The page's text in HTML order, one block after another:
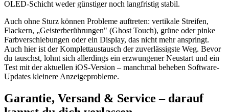
OLED-Schicht weder günstiger noch langfristig stabil.
Auch ohne Sturz können Probleme auftreten: vertikale Streifen,
Flackern, „Geisterberührungen" (Ghost Touch), grüne oder pinke
Farbverschiebungen oder ein Display, das nicht mehr anspringt.
Auch hier ist der Komplettaustausch der zuverlässigste Weg. Bevor
du tauschst, lohnt sich allerdings ein erzwungener Neustart und ein
Test mit der aktuellen iOS-Version – manchmal beheben Software-
Updates kleinere Anzeigeprobleme.
Garantie, Versand & Service – darauf